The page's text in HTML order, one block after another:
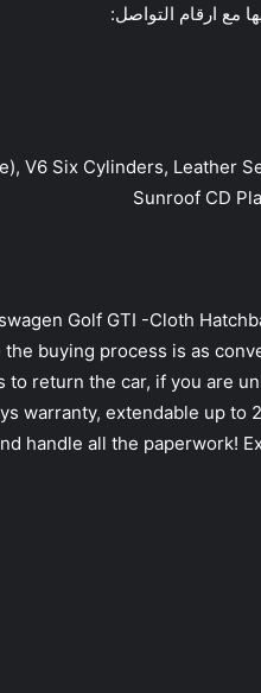
مع ارقام التواصل:
V6 Six Cylinders, Leather
Sunroof CD
buying process is as
to return the car, if you are
warranty, extendable up to
handle all the paperwork!